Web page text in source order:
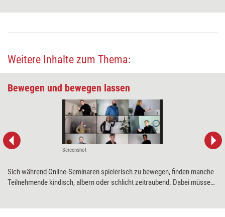
Weitere Inhalte zum Thema:
Bewegen und bewegen lassen
Screenshot
Sich während Online-Seminaren spielerisch zu bewegen, finden manche
Teilnehmende kindisch, albern oder schlicht zeitraubend. Dabei müssen